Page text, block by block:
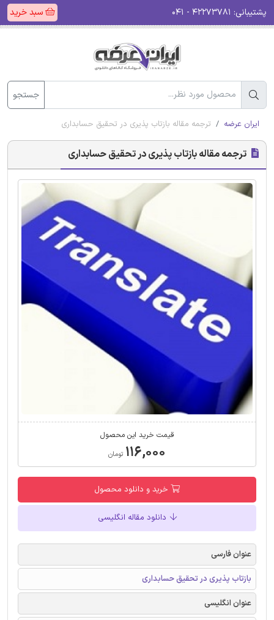
پشتیبانی: سبد خرید
جستجو
ایران عرضه ترجمه مقاله بازتاب پذیری در تحقیق حسابداری
ترجمه مقاله بازتاب پذیری در تحقیق حسابداری
قیمت خرید این محصول
۱۱۶,۰۰۰ تومان
خرید و دانلود محصول
دانلود مقاله انگلیسی
عنوان فارسی
بازتاب پذیری در تحقیق حسابداری
عنوان انگلیسی